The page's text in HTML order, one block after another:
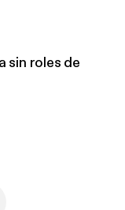
sin roles de